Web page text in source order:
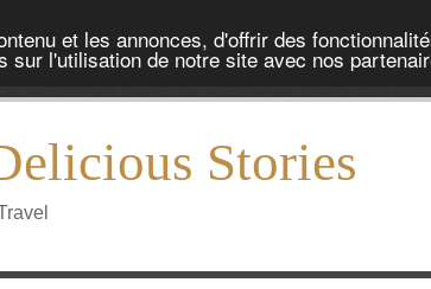
et les annonces, d'offrir des
l'utilisation de notre site avec nos
Stories